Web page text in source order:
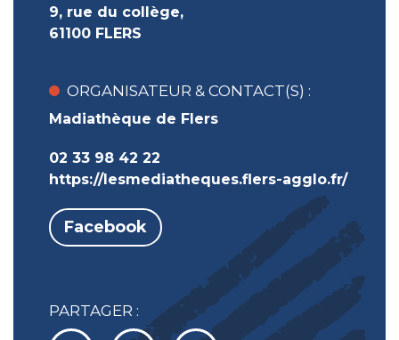
9, rue du collège,
61100 FLERS
ORGANISATEUR & CONTACT(S) :
Madiathèque de Flers
02 33 98 42 22
https://lesmediatheques.flers-agglo.fr/
Facebook
PARTAGER :